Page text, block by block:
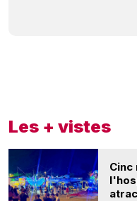
Les + vistes